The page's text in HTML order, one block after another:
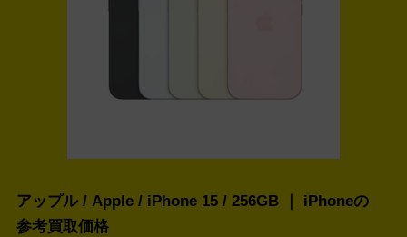
アップル / Apple / iPhone 15 / 256GB ｜ iPhoneの
参考買取価格